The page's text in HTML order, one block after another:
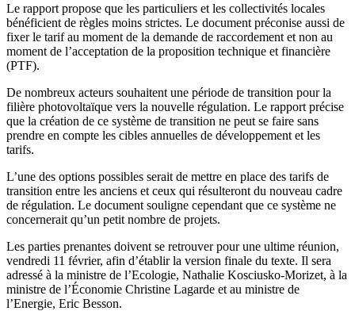
Le rapport propose que les particuliers et les collectivités locales
bénéficient de règles moins strictes. Le document préconise aussi de
fixer le tarif au moment de la demande de raccordement et non au
moment de l’acceptation de la proposition technique et financière
(PTF).
De nombreux acteurs souhaitent une période de transition pour la
filière photovoltaïque vers la nouvelle régulation. Le rapport précise
que la création de ce système de transition ne peut se faire sans
prendre en compte les cibles annuelles de développement et les
tarifs.
L’une des options possibles serait de mettre en place des tarifs de
transition entre les anciens et ceux qui résulteront du nouveau cadre
de régulation. Le document souligne cependant que ce système ne
concernerait qu’un petit nombre de projets.
Les parties prenantes doivent se retrouver pour une ultime réunion,
vendredi 11 février, afin d’établir la version finale du texte. Il sera
adressé à la ministre de l’Ecologie, Nathalie Kosciusko-Morizet, à la
ministre de l’Économie Christine Lagarde et au ministre de
l’Energie, Eric Besson.